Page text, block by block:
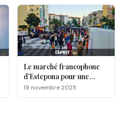
Le marché francophone
d’Estepona pour une
journée festive entre
musique, saveurs et
19 novembre 2025